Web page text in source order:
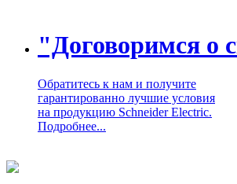
"Договоримся о
Обратитесь к нам и получите
гарантированно лучшие условия
на продукцию Schneider Electric.
Подробнее...